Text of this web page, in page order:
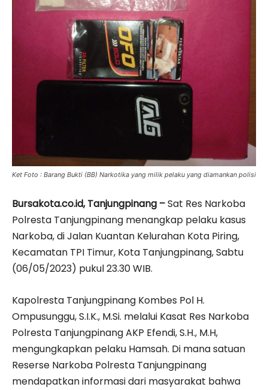
Ket Foto : Barang Bukti (BB) Narkotika yang milik pelaku yang diamankan polisi
Bursakota.co.id, Tanjungpinang –Sat Res Narkoba
Polresta Tanjungpinang menangkap pelaku kasus
Narkoba, di Jalan Kuantan Kelurahan Kota Piring,
Kecamatan TPI Timur, Kota Tanjungpinang, Sabtu
(06/05/2023) pukul 23.30 WIB.
Kapolresta Tanjungpinang Kombes Pol H.
Ompusunggu, S.I.K., M.Si. melalui Kasat Res Narkoba
Polresta Tanjungpinang AKP Efendi, S.H., M.H,
mengungkapkan pelaku Hamsah. Di mana satuan
Reserse Narkoba Polresta Tanjungpinang
mendapatkan informasi dari masyarakat bahwa